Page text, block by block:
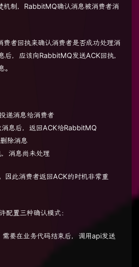
机制，RabbitMQ确认消息被消费者消
者回执来确认消费者是否成功处理消
后，应该向RabbitMQ发送ACK回执，
递消息给消费者
息后，返回ACK给RabbitMQ
除消息
消息尚未处理
因此消费者返回ACK的时机非常重
配置三种确认模式：
要在业务代码结束后，调用api发送